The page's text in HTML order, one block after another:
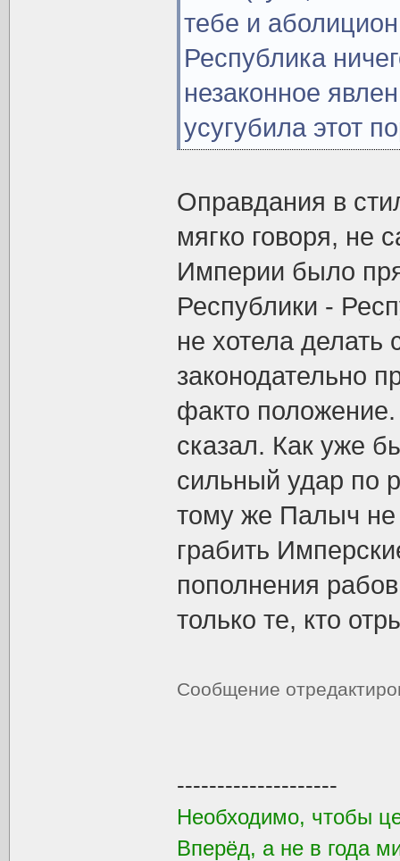
тебе и
Республика
незаконное
усугубила этот
Оправдания в
мягко говоря, не
Империи было
Республики -
не хотела делать
законодательно
факто
сказал. Как уже
сильный удар по
тому же Палыч не
грабить
пополнения
только те, кто
Сообщение
--------------------
Необходимо, чтобы
Вперёд, а не в года